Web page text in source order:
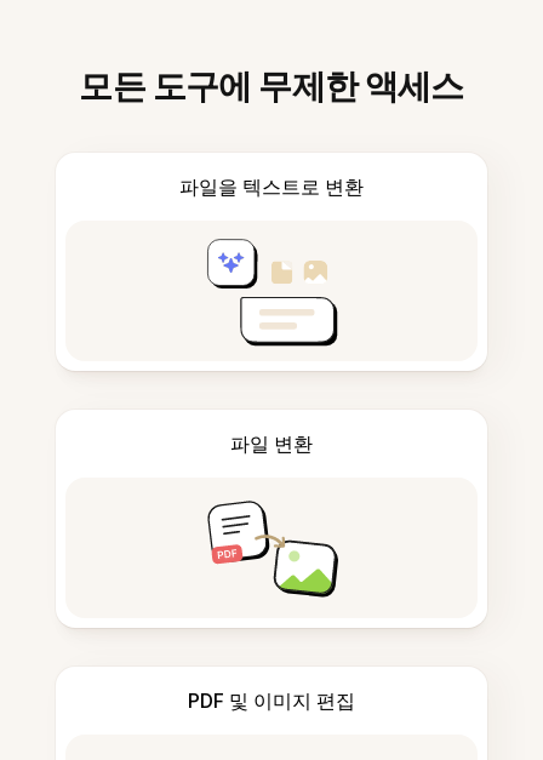
모든 도구에 무제한 액세스
파일을 텍스트로 변환
파일 변환
PDF 및 이미지 편집